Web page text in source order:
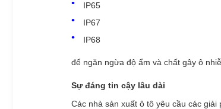
IP65
IP67
IP68
để ngăn ngừa độ ẩm và chất gây ô
Sự đáng tin cậy lâu dài
Các nhà sản xuất ô tô yêu cầu các